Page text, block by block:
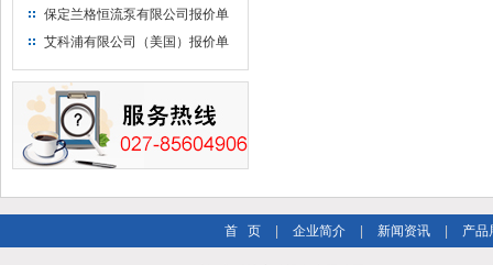
价单
保定兰格恒流泵有限公司报价单
艾科浦有限公司（美国）报价单
首 页 企业简介 新闻资讯 产品